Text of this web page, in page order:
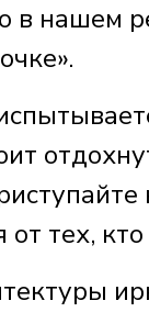
в нашем
тех,